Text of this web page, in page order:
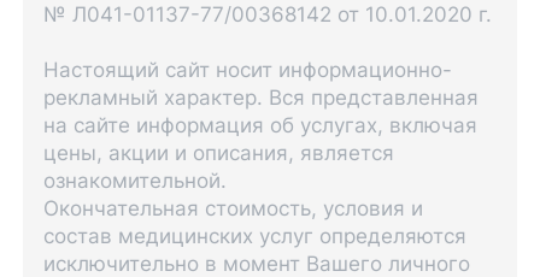
№ Л041-01137-77/00368142 от 10.01.2020 г.
Настоящий сайт носит информационно-
рекламный характер. Вся представленная
на сайте информация об услугах, включая
цены, акции и описания, является
ознакомительной.
Окончательная стоимость, условия и
состав медицинских услуг определяются
исключительно в момент Вашего личного